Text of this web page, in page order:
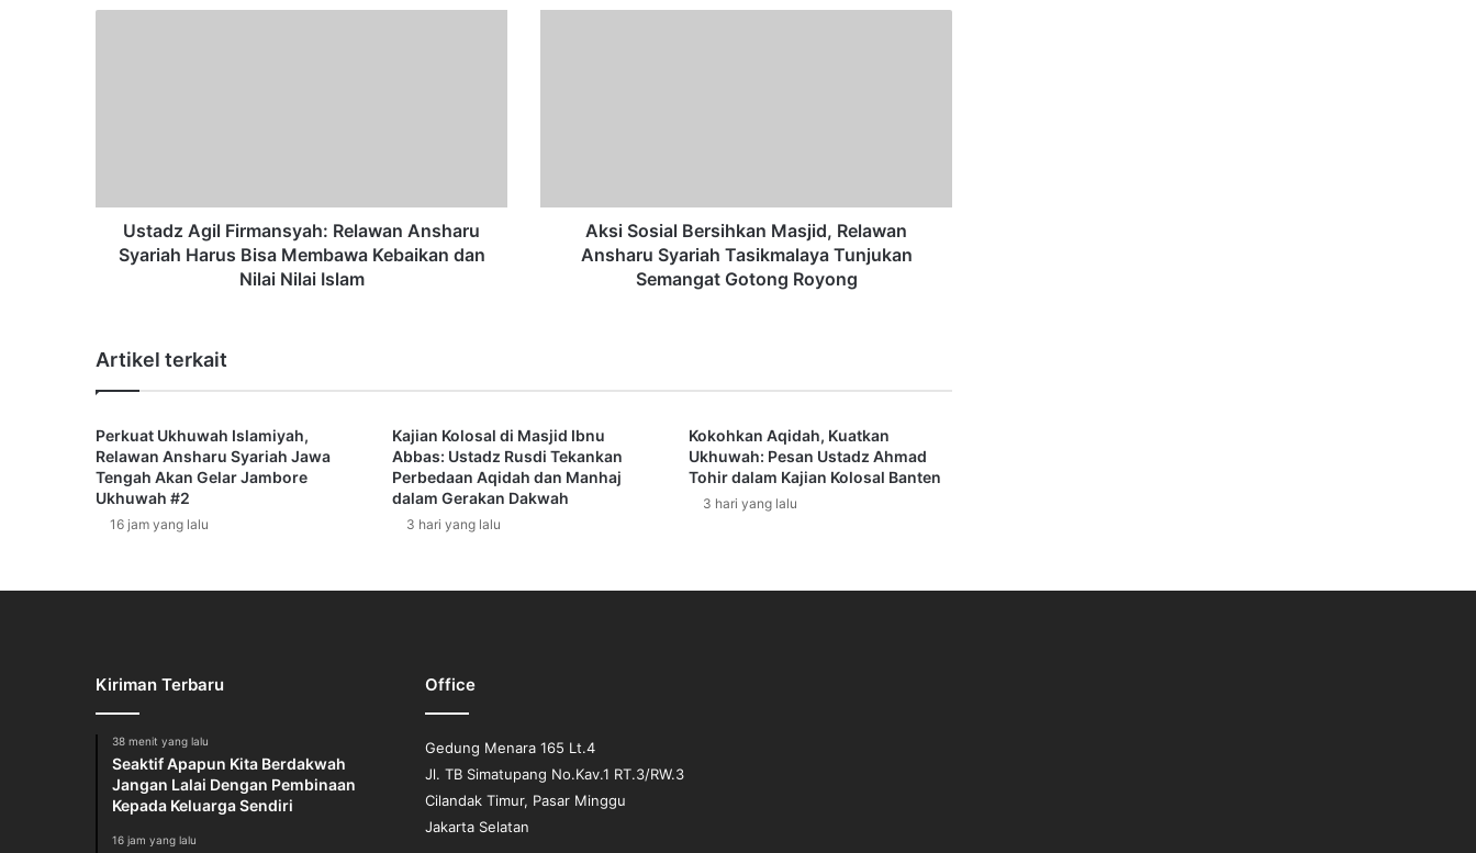
i
n
s
a
h
:
R
n
s
h
Ustadz Agil Firmansyah: Relawan Ansharu
Syariah Harus Bisa Membawa Kebaikan dan
Nilai Nilai Islam
a
k
n
M
a
s
n
A
n
Aksi Sosial Bersihkan Masjid, Relawan
Ansharu Syariah Tasikmalaya Tunjukan
Semangat Gotong Royong
Artikel terkait
Perkuat Ukhuwah Islamiyah,
Relawan Ansharu Syariah Jawa
Tengah Akan Gelar Jambore
Ukhuwah #2
16 jam yang lalu
Kajian Kolosal di Masjid Ibnu
Abbas: Ustadz Rusdi Tekankan
Perbedaan Aqidah dan Manhaj
dalam Gerakan Dakwah
3 hari yang lalu
Kokohkan Aqidah, Kuatkan
Ukhuwah: Pesan Ustadz Ahmad
Tohir dalam Kajian Kolosal Banten
3 hari yang lalu
Kiriman Terbaru
38 menit yang lalu
Seaktif Apapun Kita Berdakwah
Jangan Lalai Dengan Pembinaan
Kepada Keluarga Sendiri
16 jam yang lalu
Office
Gedung Menara 165 Lt.4
Jl. TB Simatupang No.Kav.1 RT.3/RW.3
Cilandak Timur, Pasar Minggu
Jakarta Selatan